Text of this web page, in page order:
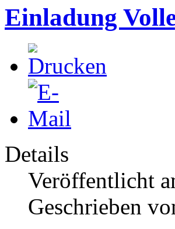
Einladung
Details
Veröffentlicht
Geschrieben